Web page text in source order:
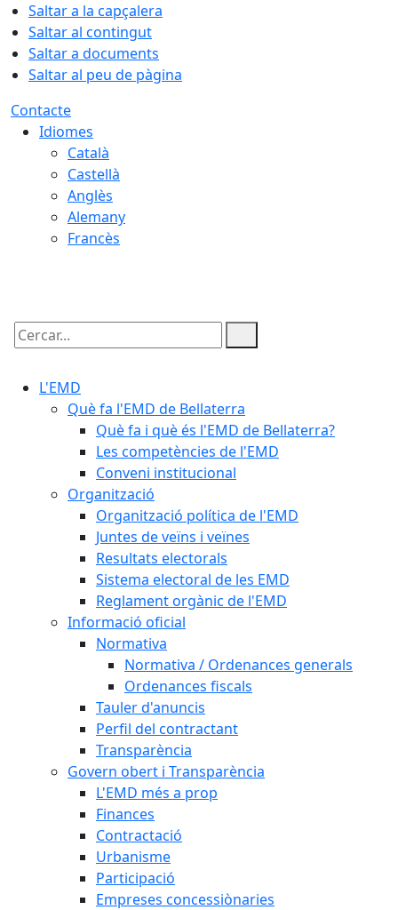
Saltar a la capçalera
Saltar al contingut
Saltar a documents
Saltar al peu de pàgina
Contacte
Idiomes
Català
Castellà
Anglès
Alemany
Francès
Cercar:
L'EMD
Què fa l'EMD de Bellaterra
Què fa i què és l'EMD de Bellaterra?
Les competències de l'EMD
Conveni institucional
Organització
Organització política de l'EMD
Juntes de veïns i veïnes
Resultats electorals
Sistema electoral de les EMD
Reglament orgànic de l'EMD
Informació oficial
Normativa
Normativa / Ordenances generals
Ordenances fiscals
Tauler d'anuncis
Perfil del contractant
Transparència
Govern obert i Transparència
L'EMD més a prop
Finances
Contractació
Urbanisme
Participació
Empreses concessiònaries